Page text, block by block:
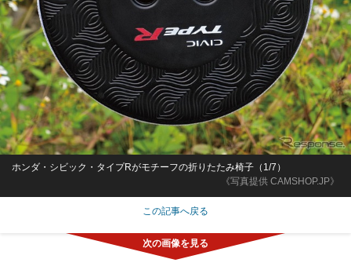
《写真提供 CAMSHOP.JP》
ホンダ・シビック・タイプRがモチーフの折りたたみ椅子（1/7）
この記事へ戻る